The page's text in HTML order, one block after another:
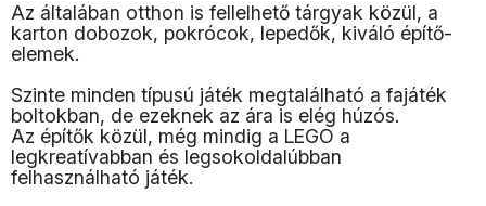
Az általában otthon is fellelhető tárgyak közül, a
karton dobozok, pokrócok, lepedők, kiváló építő-
elemek.
Szinte minden típusú játék megtalálható a fajáték
boltokban, de ezeknek az ára is elég húzós.
Az építők közül, még mindig a LEGO a
legkreatívabban és legsokoldalúbban
felhasználható játék.